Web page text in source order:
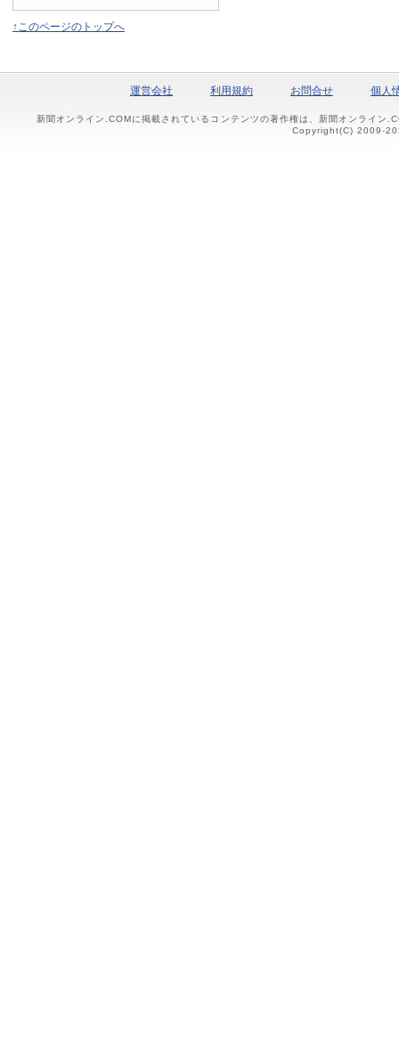
↑このページのトップへ
運営会社 利用規約 お問合せ 個人
新聞オンライン.COMに掲載されているコンテンツの著作権は、新聞オンライン
Copyright(C) 2009-